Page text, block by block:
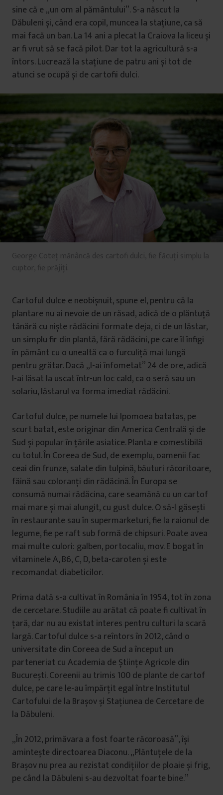
sine că e „un om al pământului”. S-a născut la
Dăbuleni și, când era copil, muncea la stațiune, ca să
mai facă un ban. La 14 ani a plecat la Craiova la liceu și
ar fi vrut să se facă pilot. Dar tot la agricultură s-a
întors. Lucrează la stațiune de patru ani și tot de
atunci se ocupă și de cartofii dulci.
George Coteț mănâncă des cartofi dulci, fie făcuți simplu la
cuptor, fie prăjiți.
Cartoful dulce e neobișnuit, spune el, pentru că la
plantare nu ai nevoie de un răsad, adică de o plăntuță
tânără cu niște rădăcini formate deja, ci de un lăstar,
un simplu fir din plantă, fără rădăcini, pe care îl înfigi
în pământ cu o unealtă ca o furculiță mai lungă
pentru grătar. Dacă „l-ai înfometat” 24 de ore, adică
l-ai lăsat la uscat într-un loc cald, ca o seră sau un
solariu, lăstarul va forma imediat rădăcini.
Cartoful dulce, pe numele lui Ipomoea batatas, pe
scurt batat, este originar din America Centrală și de
Sud și popular în țările asiatice. Planta e comestibilă
cu totul. În Coreea de Sud, de exemplu, oamenii fac
ceai din frunze, salate din tulpină, băuturi răcoritoare,
făină sau coloranți din rădăcină. În Europa se
consumă numai rădăcina, care seamănă cu un cartof
mai mare și mai alungit, cu gust dulce. O să-l găsești
în restaurante sau în supermarketuri, fie la raionul de
legume, fie pe raft sub formă de chipsuri. Poate avea
mai multe culori: galben, portocaliu, mov. E bogat în
vitaminele A, B6, C, D, beta-caroten și este
recomandat diabeticilor.
Prima dată s-a cultivat în România în 1954, tot în zona
de cercetare. Studiile au arătat că poate fi cultivat în
țară, dar nu au existat interes pentru culturi la scară
largă. Cartoful dulce s-a reîntors în 2012, când o
universitate din Coreea de Sud a început un
parteneriat cu Academia de Științe Agricole din
București. Coreenii au trimis 100 de plante de cartof
dulce, pe care le-au împărțit egal între Institutul
Cartofului de la Brașov și Stațiunea de Cercetare de
la Dăbuleni.
„În 2012, primăvara a fost foarte răcoroasă”, își
amintește directoarea Diaconu. „Plăntuțele de la
Brașov nu prea au rezistat condițiilor de ploaie și frig,
pe când la Dăbuleni s-au dezvoltat foarte bine.”